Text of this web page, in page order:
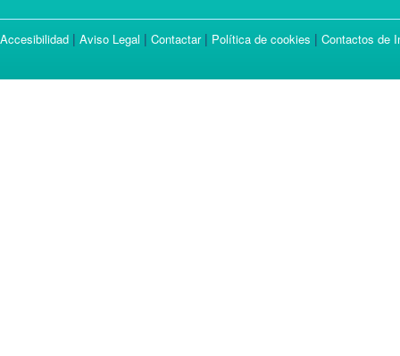
Accesibilidad | Aviso Legal | Contactar| Política de cookies | Contactos de